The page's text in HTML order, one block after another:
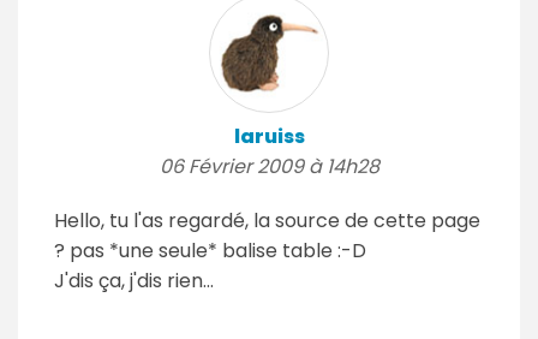
laruiss
06 Février 2009 à 14h28
Hello, tu l'as regardé, la source de cette page
? pas *une seule* balise table :-D
J'dis ça, j'dis rien...